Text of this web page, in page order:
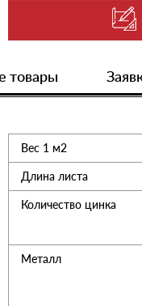
товары
Вес 1 м2
Длина листа
Количество цинка
Металл